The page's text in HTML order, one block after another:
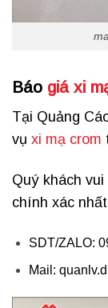
Báo giá xi
Tại Quảng
vụ xi mạ crom
Quý khách
chính xác
SDT/ZALO:
Mail: